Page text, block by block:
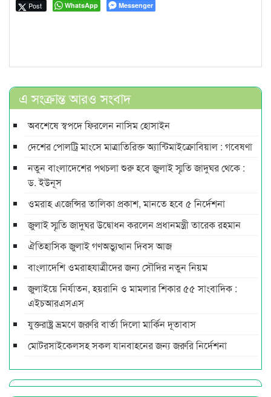
Post WhatsApp Messenger
এ সংক্রান্ত আরও সংবাদ
অবশেষে স্বপদে ফিরলেন নাসিম হোসাইন
দেশের পোলট্রি মাংসে মাত্রাতিরিক্ত অ্যান্টিমাইক্রোবিয়াল : গবেষণা
নতুন বাংলাদেশের পথচলা শুরু হবে জুলাই স্মৃতি জাদুঘর থেকে :
ড. ইউনূস
ওমরাহ এজেন্সির তালিকা প্রকাশ, মানতে হবে ৫ নির্দেশনা
জুলাই স্মৃতি জাদুঘর উদ্বোধন করলেন প্রধানমন্ত্রী তারেক রহমান
ঐতিহাসিক জুলাই গণঅভ্যুত্থান দিবস আজ
বাংলাদেশি ওমরাহযাত্রীদের জন্য সৌদির নতুন নিয়ম
জুলাইয়ে নির্যাতন, হয়রানি ও মামলার শিকার ৫৫ সাংবাদিক :
এইচআরএসএস
যুক্তরাষ্ট্র ভ্রমণে জরুরি বার্তা দিলো মার্কিন দূতাবাস
মোটরসাইকেলসহ সকল যানবাহনের জন্য জরুরি নির্দেশনা